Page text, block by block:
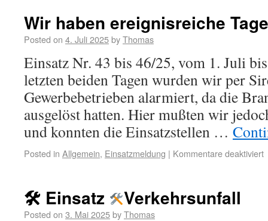
Wir haben ereignisreiche
Posted on 4. Juli 2025byThomas
Einsatz Nr. 43 bis 46/25, vom 1. Juli
letzten beiden Tagen wurden wir per
Gewerbebetrieben alarmiert, da die
ausgelöst hatten. Hier mußten wir
und konnten die Einsatzstellen …
Posted in Allgemein, Einsatzmeldung | Kommentare deaktiviert
🛠 Einsatz Verkehrsunfall
Posted on 3. Mai 2025byThomas